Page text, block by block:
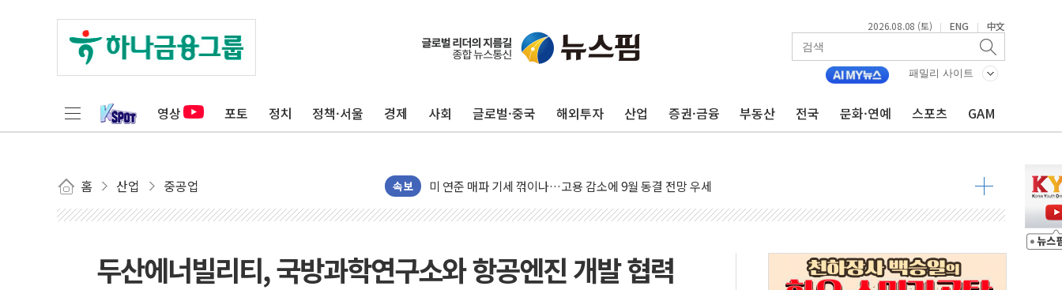
2026.08.08 (토) | ENG | 中文
패밀리 사이트
영상 포토 정치 정책·서울 경제 사회 글로벌·중국 해외투자 산업 증권·금융 부동산 전국 문화·연예 스포츠 GAM
홈 산업 중공업 속보
민주, 오늘 제주·인천 경선 결과 발표...'김민석 재역전 vs 정청래 격차 확대'
한상협, 업계 개인정보 보안 새판 짠다…'자율규제단체' 타진
트럼프, 쿡 연준 이사 해임 재추진…"26일까지 의혹 소명" 요구
유럽증시, 美 고용 예상 밖 부진에 연준 금리 인상 가능성 낮아지며 상승… STOXX 600 지수는 나흘 연속 최고치
[종합] 이슬람 수니파 3국, '공동방위협정' 체결… 이스라엘·이란 위협에 맞설 자체 억지력 강화
트럼프, 백신·자폐증 행정명령 검토…"이르면 다음 주"
이란 핵심 원유 수출항 '하르그섬', 최근 1주일 이상 '올스톱'… 美 해상봉쇄 영향
美 고용 쇼크에 엔화 장중 급등…시장은 "또 개입했나" 촉각
두산에너빌리티, 국방과학연구소와 항공엔진 개발 협력